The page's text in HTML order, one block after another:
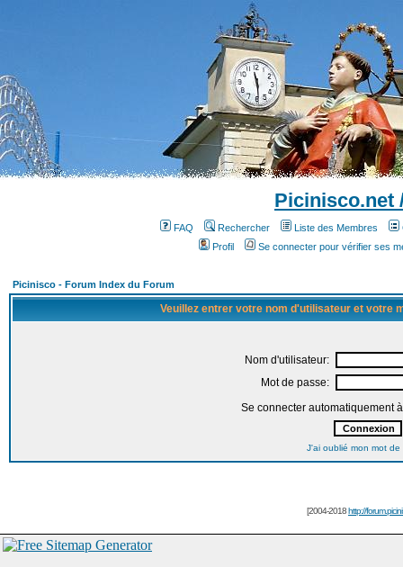
Picinisco.net
FAQ Rechercher Liste des Membres
Profil
Se connecter pour vérifier ses
Picinisco - Forum Index du Forum
Veuillez entrer votre nom d'utilisateur et votre
Nom d'utilisateur:
Mot de passe:
Se connecter automatiquement
J'ai oublié mon mot de
[2004-2018http://